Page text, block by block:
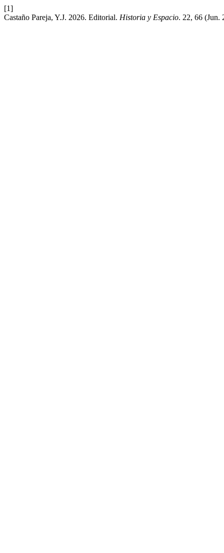
[1]
Castaño Pareja, Y.J. 2026. Editorial. Historia y Espacio. 22, 66 (Jun.